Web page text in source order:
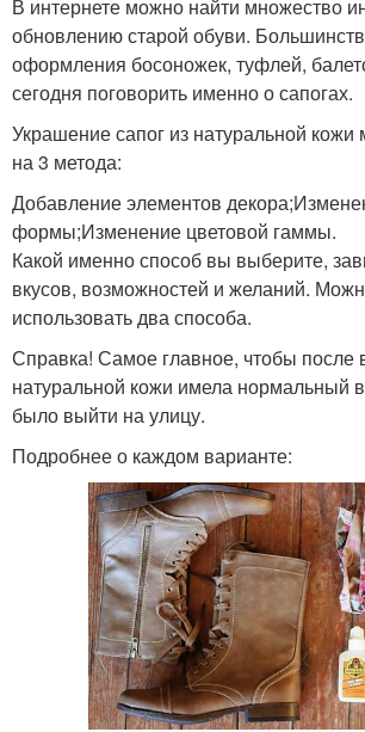
В интернете можно найти множество
обновлению старой обуви.
оформления босоножек, туфлей,
сегодня поговорить именно о сапогах.
Украшение сапог из натуральной кожи
на 3 метода:
Добавление элементов
формы;Изменение цветовой гаммы.
Какой именно способ вы выберите,
вкусов, возможностей и желаний.
использовать два способа.
Справка! Самое главное, чтобы после
натуральной кожи имела нормальный
было выйти на улицу.
Подробнее о каждом варианте: